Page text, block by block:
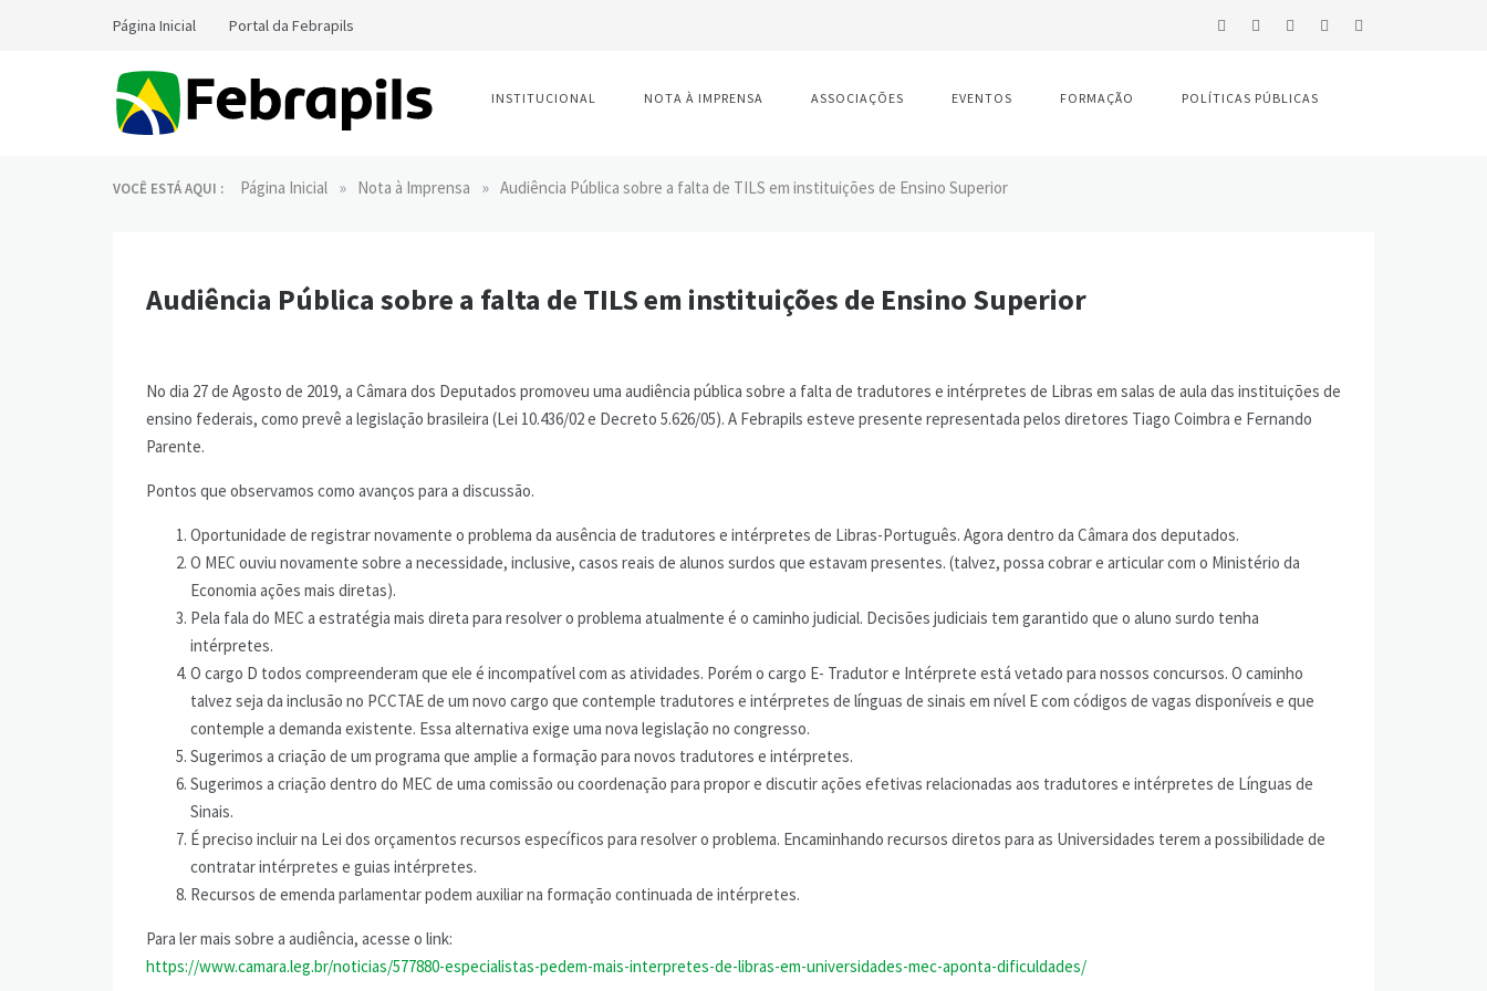
Página Inicial Portal da Febrapils
Intérpretes de Língua de Sinais
INSTITUCIONAL NOTA À IMPRENSA ASSOCIAÇÕES EVENTOS FORMAÇÃO POLÍTICAS PÚBLICAS
VOCÊ ESTÁ AQUI : Página Inicial » Nota à Imprensa » Audiência Pública sobre a falta de TILS em instituições de Ensino Superior
Audiência Pública sobre a falta de TILS em instituições de Ensino Superior
No dia 27 de Agosto de 2019, a Câmara dos Deputados promoveu uma audiência pública sobre a falta de tradutores e intérpretes de Libras em salas de aula das instituições de
ensino federais, como prevê a legislação brasileira (Lei 10.436/02 e Decreto 5.626/05). A Febrapils esteve presente representada pelos diretores Tiago Coimbra e Fernando
Parente.
Pontos que observamos como avanços para a discussão.
Oportunidade de registrar novamente o problema da ausência de tradutores e intérpretes de Libras-Português. Agora dentro da Câmara dos deputados.
O MEC ouviu novamente sobre a necessidade, inclusive, casos reais de alunos surdos que estavam presentes. (talvez, possa cobrar e articular com o Ministério da
Economia ações mais diretas).
Pela fala do MEC a estratégia mais direta para resolver o problema atualmente é o caminho judicial. Decisões judiciais tem garantido que o aluno surdo tenha
intérpretes.
O cargo D todos compreenderam que ele é incompatível com as atividades. Porém o cargo E- Tradutor e Intérprete está vetado para nossos concursos. O caminho
talvez seja da inclusão no PCCTAE de um novo cargo que contemple tradutores e intérpretes de línguas de sinais em nível E com códigos de vagas disponíveis e que
contemple a demanda existente. Essa alternativa exige uma nova legislação no congresso.
Sugerimos a criação de um programa que amplie a formação para novos tradutores e intérpretes.
Sugerimos a criação dentro do MEC de uma comissão ou coordenação para propor e discutir ações efetivas relacionadas aos tradutores e intérpretes de Línguas de
Sinais.
É preciso incluir na Lei dos orçamentos recursos específicos para resolver o problema. Encaminhando recursos diretos para as Universidades terem a possibilidade de
contratar intérpretes e guias intérpretes.
Recursos de emenda parlamentar podem auxiliar na formação continuada de intérpretes.
Para ler mais sobre a audiência, acesse o link:
https://www.camara.leg.br/noticias/577880-especialistas-pedem-mais-interpretes-de-libras-em-universidades-mec-aponta-dificuldades/